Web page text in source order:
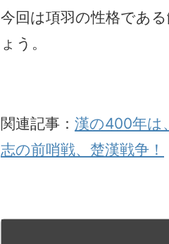
今回は項羽の性格であ
ょう。
関連記事： 漢の400年は
志の前哨戦、楚漢戦争！